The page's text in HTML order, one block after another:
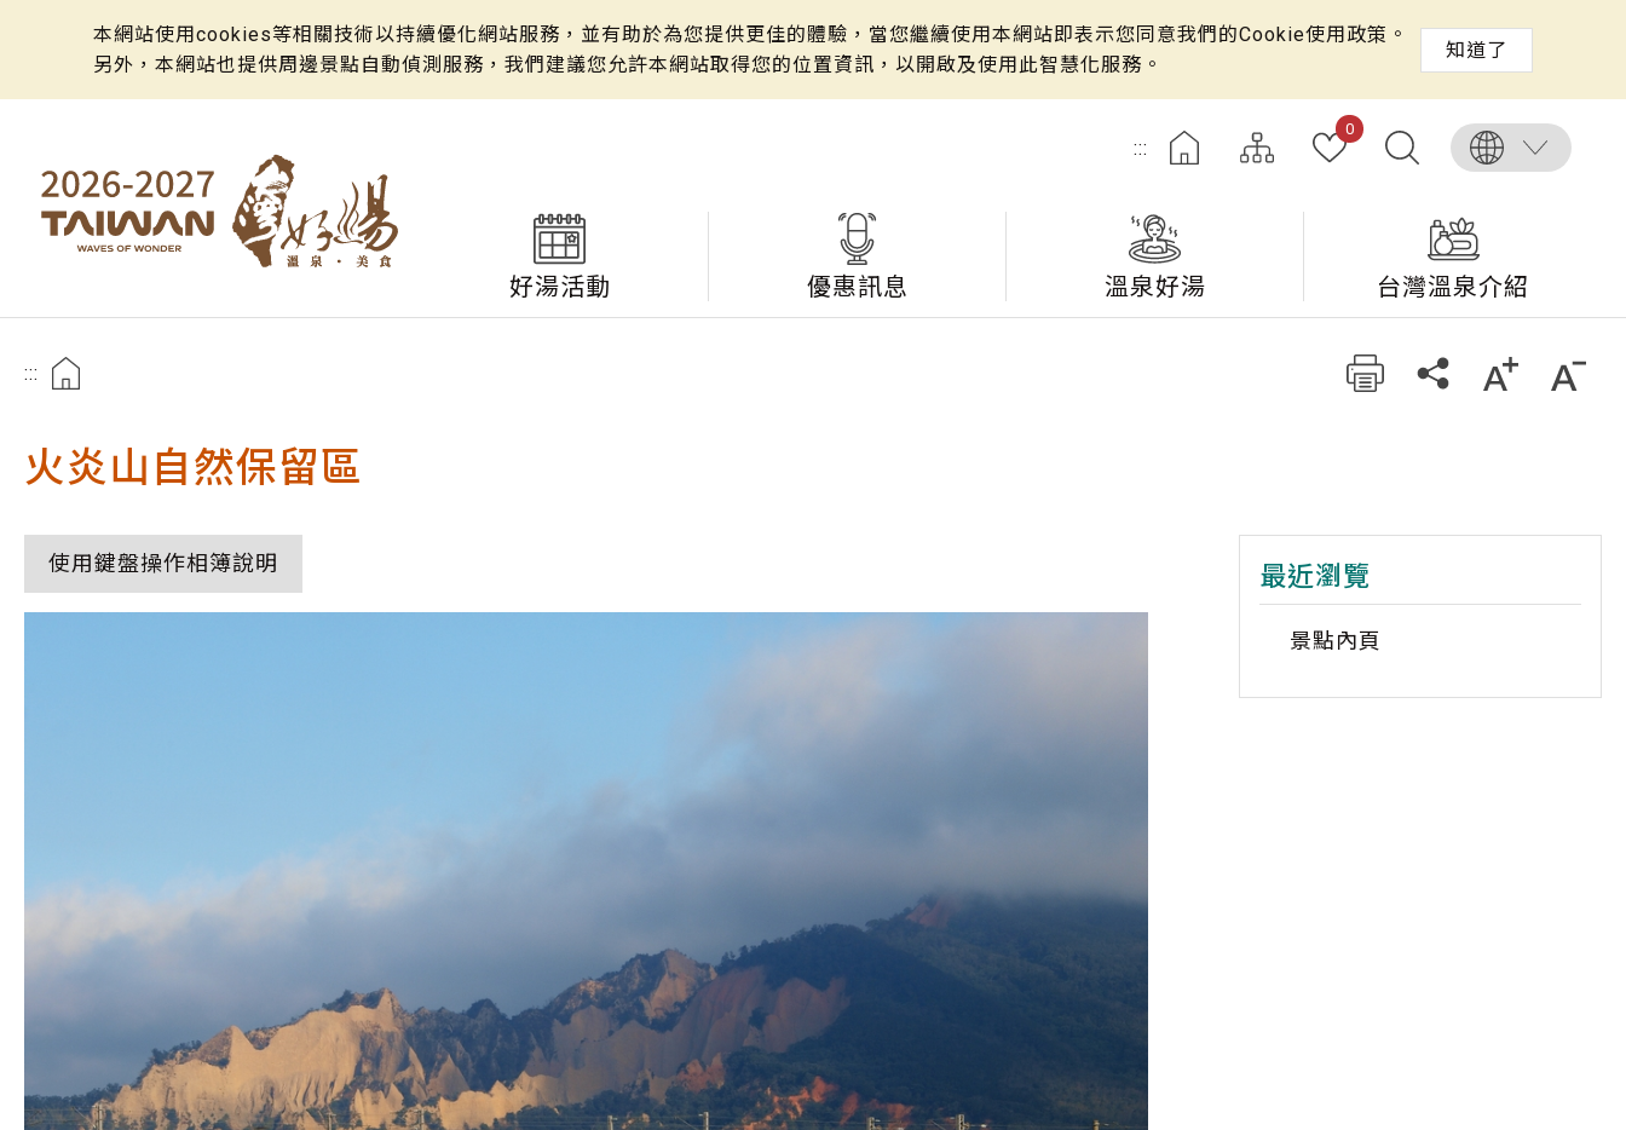
本網站使用cookies等相關技術以持續優化網站服務，並有助於為您提供更佳的體驗，當您繼續使用本網站即表示您同意我們的Cookie使用政策。
另外，本網站也提供周邊景點自動偵測服務，我們建議您允許本網站取得您的位置資訊，以開啟及使用此智慧化服務。
知道了
:::
0
好湯活動 優惠訊息 溫泉好湯 台灣溫泉介紹
:::
火炎山自然保留區
使用鍵盤操作相簿說明 最近瀏覽
景點內頁